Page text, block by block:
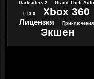
Darksiders 2
Grand Theft Auto
LT3.0 Xbox 360
Лицензия Приключения
Экшен